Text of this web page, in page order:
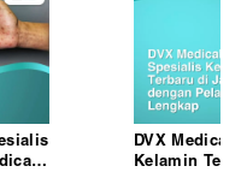
DVX
Kelamin